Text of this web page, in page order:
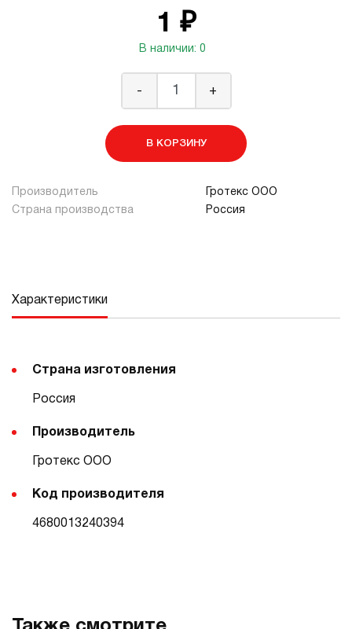
1 ₽
В наличии: 0
- +
В КОРЗИНУ
Производитель
Гротекс ООО
Страна производства
Россия
Характеристики
Страна изготовления
Россия
Производитель
Гротекс ООО
Код производителя
4680013240394